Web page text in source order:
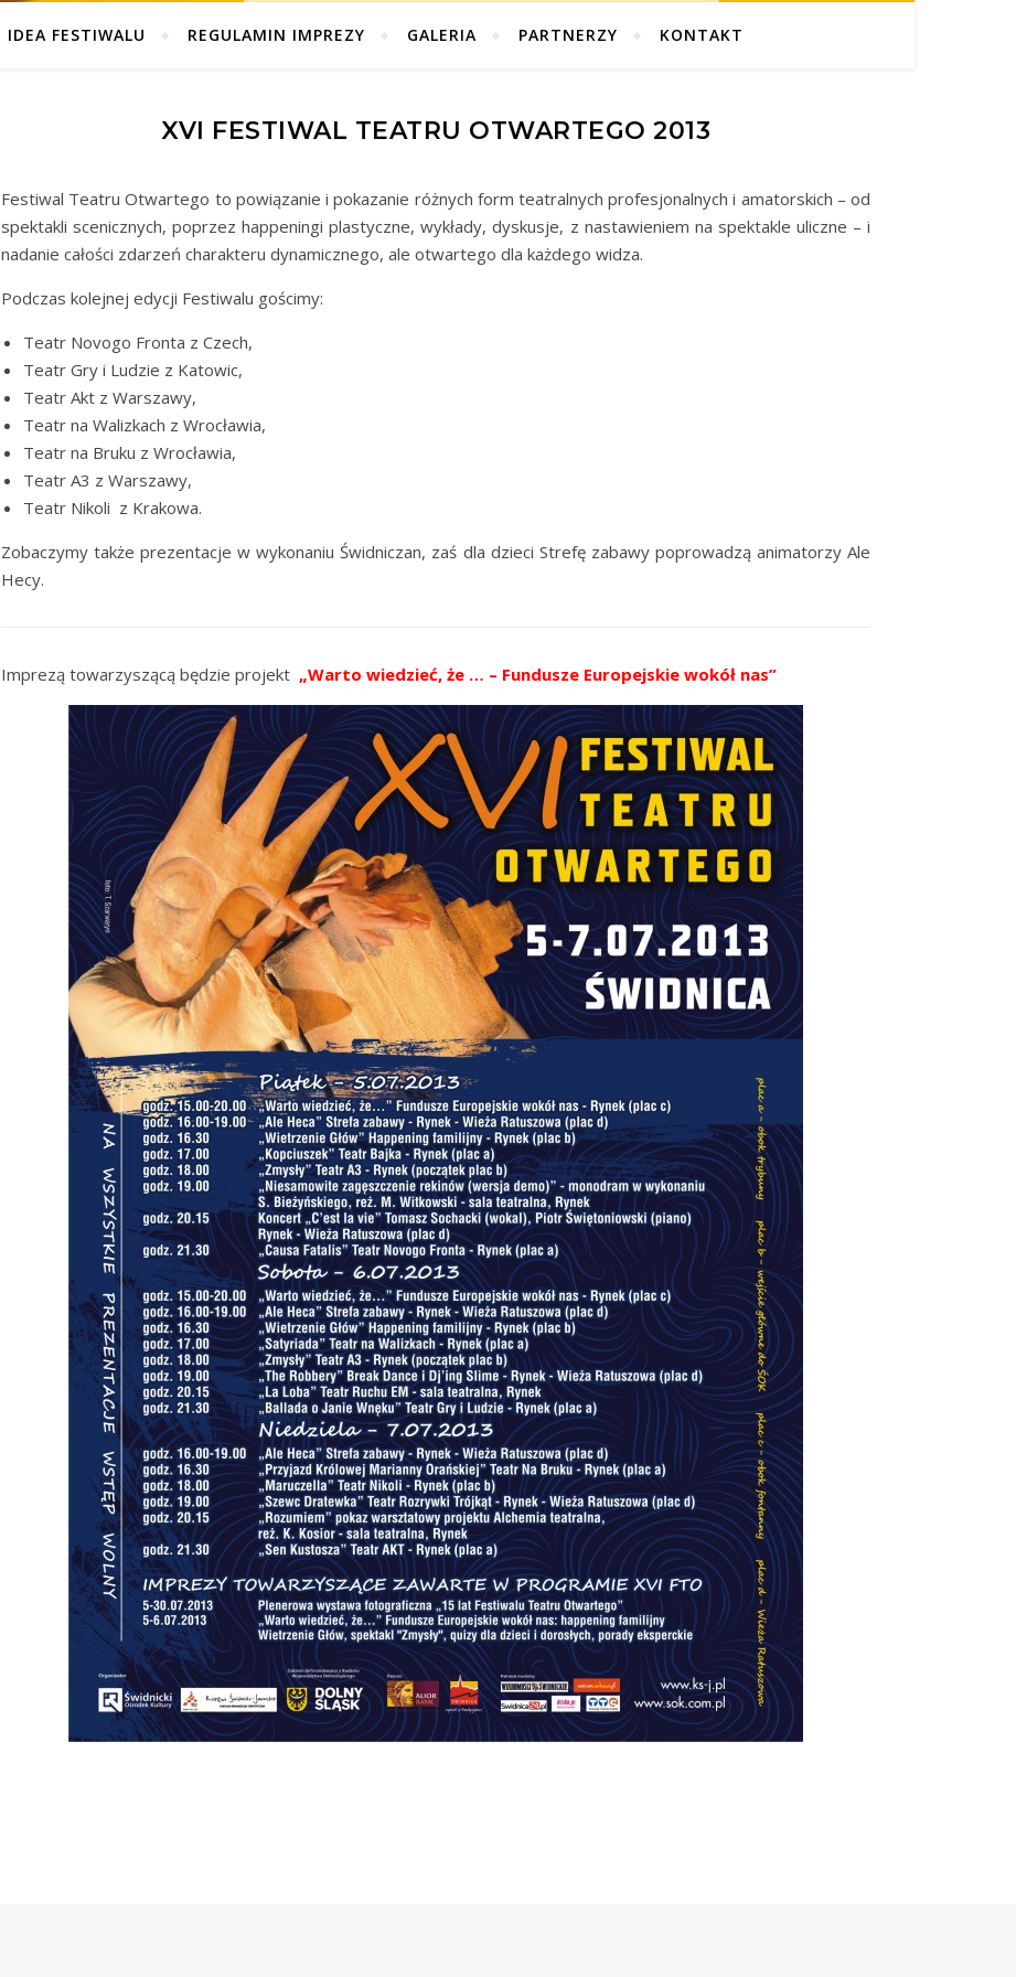
IDEA FESTIWALU REGULAMIN IMPREZY GALERIA PARTNERZY KONTAKT
XVI FESTIWAL TEATRU OTWARTEGO 2013
Festiwal Teatru Otwartego to powiązanie i pokazanie różnych form teatralnych profesjonalnych i amatorskich – od
spektakli scenicznych, poprzez happeningi plastyczne, wykłady, dyskusje, z nastawieniem na spektakle uliczne – i
nadanie całości zdarzeń charakteru dynamicznego, ale otwartego dla każdego widza.
Podczas kolejnej edycji Festiwalu gościmy:
Teatr Novogo Fronta z Czech,
Teatr Gry i Ludzie z Katowic,
Teatr Akt z Warszawy,
Teatr na Walizkach z Wrocławia,
Teatr na Bruku z Wrocławia,
Teatr A3 z Warszawy,
Teatr Nikoli z Krakowa.
Zobaczymy także prezentacje w wykonaniu Świdniczan, zaś dla dzieci Strefę zabawy poprowadzą animatorzy Ale
Hecy.
Imprezą towarzyszącą będzie projekt „Warto wiedzieć, że … – Fundusze Europejskie wokół nas”